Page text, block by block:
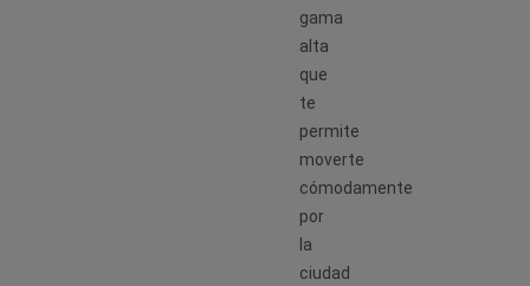
gama
alta
que
te
permite
moverte
cómodamente
por
la
ciudad